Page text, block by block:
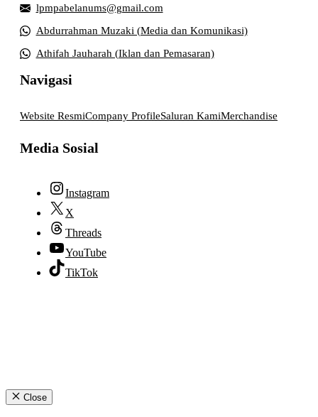
lpmpabelanums@gmail.com
Abdurrahman Muzaki (Media dan Komunikasi)
Athifah Jauharah (Iklan dan Pemasaran)
Navigasi
Website ResmiCompany ProfileSaluran KamiMerchandise
Media Sosial
Instagram
X
Threads
YouTube
TikTok
Close